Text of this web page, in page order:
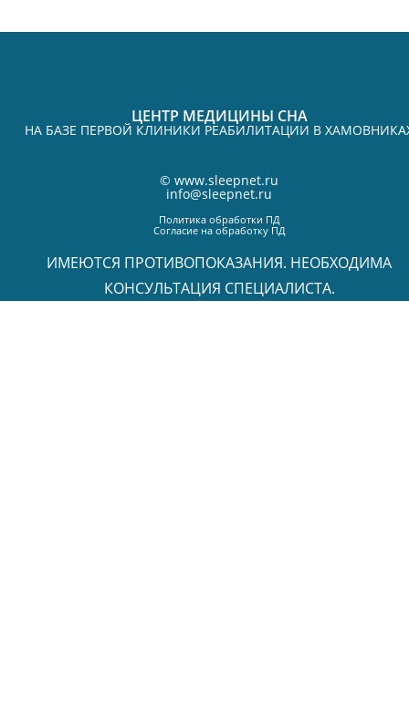
ЦЕНТР МЕДИЦИНЫ СНА
НА БАЗЕ ПЕРВОЙ КЛИНИКИ РЕАБИЛИТАЦИИ В
© www.sleepnet.ru
info@sleepnet.ru
Политика обработки ПД
Согласие на обработку ПД
ИМЕЮТСЯ ПРОТИВОПОКАЗАНИЯ. НЕОБХОДИМА
КОНСУЛЬТАЦИЯ СПЕЦИАЛИСТА.